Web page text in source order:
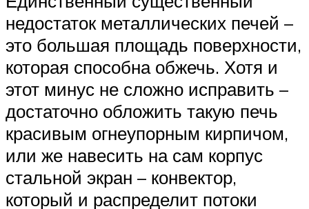
недостаток металлических печей –
это большая площадь поверхности,
которая способна обжечь. Хотя и
этот минус не сложно исправить –
достаточно обложить такую печь
красивым огнеупорным кирпичом,
или же навесить на сам корпус
стальной экран – конвектор,
который и распределит потоки